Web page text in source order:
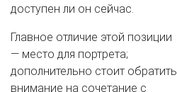
доступен ли он сейчас.
Главное отличие этой позиции
— место для портрета;
дополнительно стоит обратить
внимание на сочетание с